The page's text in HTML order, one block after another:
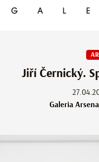
Jiří Černický.
Galeria